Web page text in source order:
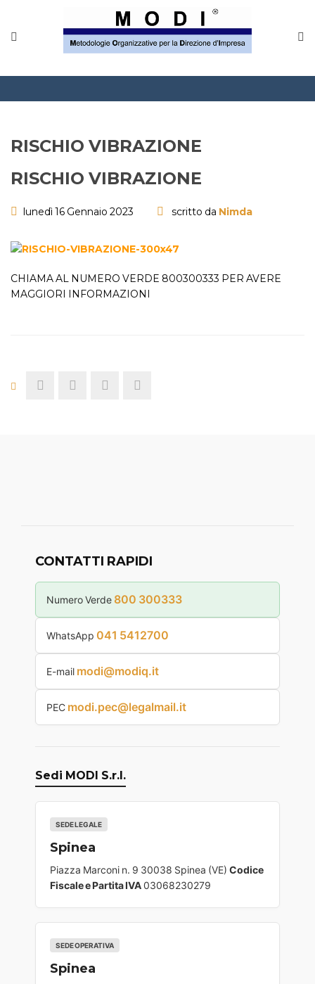
FAQ
RISCHIO VIBRAZIONE
RISCHIO VIBRAZIONE
lunedì 16 Gennaio 2023 scritto da Nimda
CHIAMA AL NUMERO VERDE 800300333 PER AVERE
MAGGIORI INFORMAZIONI
CONTATTI RAPIDI
Numero Verde 800 300333
WhatsApp 041 5412700
E-mail modi@modiq.it
PEC modi.pec@legalmail.it
Sedi MODI S.r.l.
SEDE LEGALE
Spinea
Piazza Marconi n. 9 30038 Spinea (VE) Codice
Fiscale e Partita IVA03068230279
SEDE OPERATIVA
Spinea